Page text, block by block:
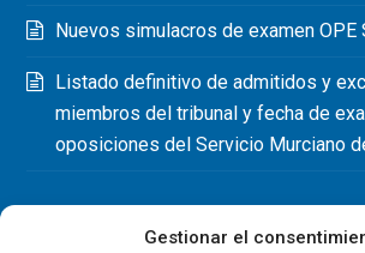
Gestionar el
Nuevos simulacros de examen OPE
Listado definitivo de admitidos y
miembros del tribunal y fecha de
oposiciones del Servicio Murciano